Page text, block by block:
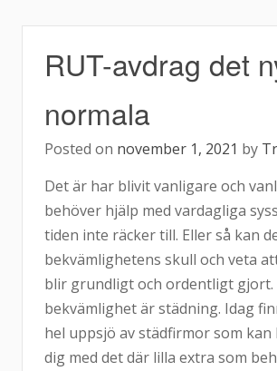
RUT-avdrag det
normala
Posted on november 1, 2021 by
Det är har blivit vanligare och
behöver hjälp med vardagliga
tiden inte räcker till. Eller så kan
bekvämlighetens skull och veta
blir grundligt och ordentligt gjort.
bekvämlighet är städning. Idag
hel uppsjö av städfirmor som kan
dig med det där lilla extra som